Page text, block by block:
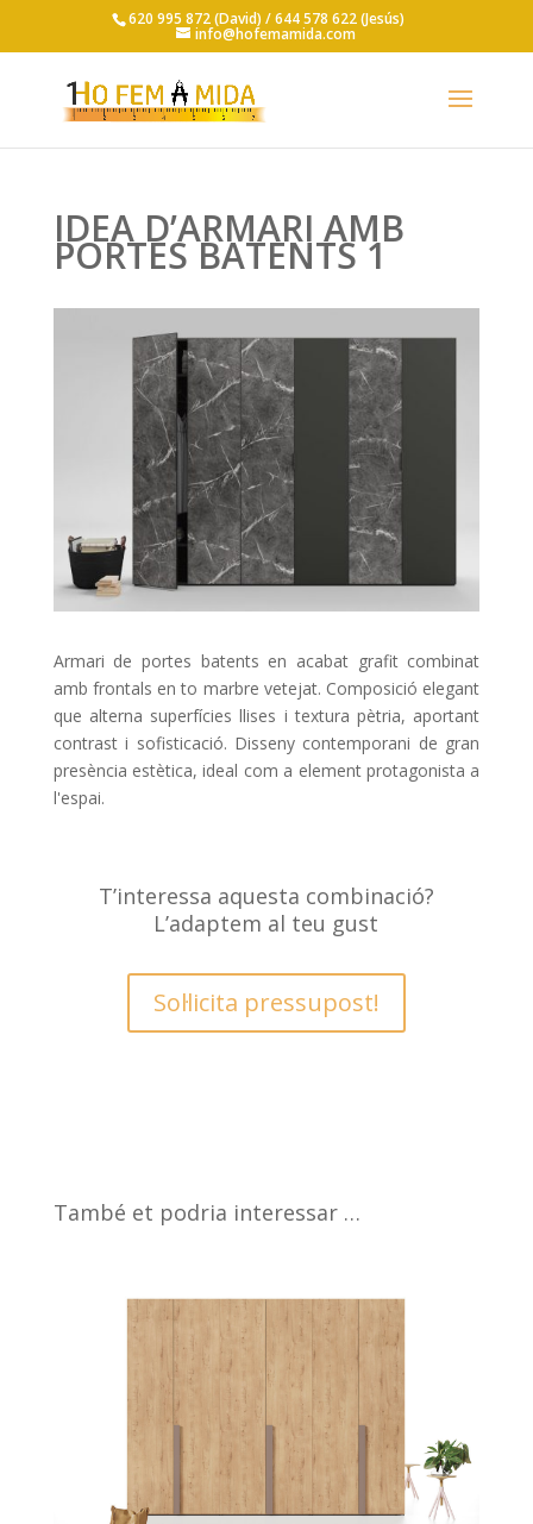
620 995 872 (David) /644 578 622 (Jesús)
info@hofemamida.com
IDEA D’ARMARI AMB
PORTES BATENTS 1
Armari de portes batents en acabat grafit combinat
amb frontals en to marbre vetejat. Composició elegant
que alterna superfícies llises i textura pètria, aportant
contrast i sofisticació. Disseny contemporani de gran
presència estètica, ideal com a element protagonista a
l'espai.
T’interessa aquesta combinació?
L’adaptem al teu gust
Sol·licita pressupost!
També et podria interessar …